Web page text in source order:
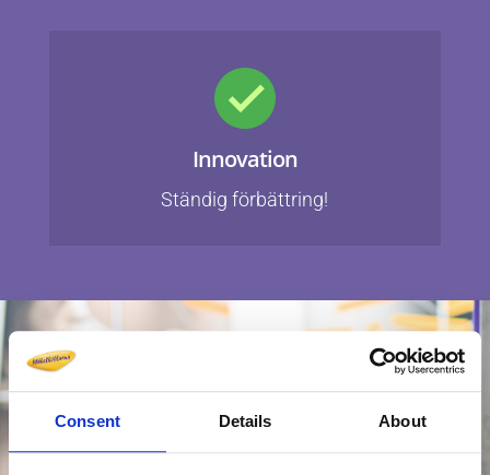
Consent Details About
Innovation
Ständig förbättring!